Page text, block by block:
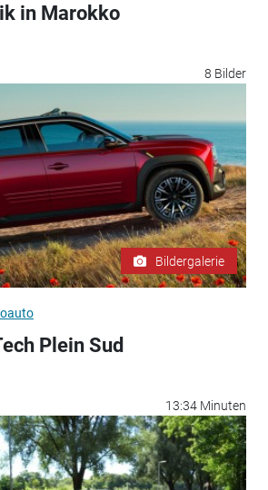
in Marokko
8 Bilder
Bildergalerie
Plein Sud
13:34 Minuten